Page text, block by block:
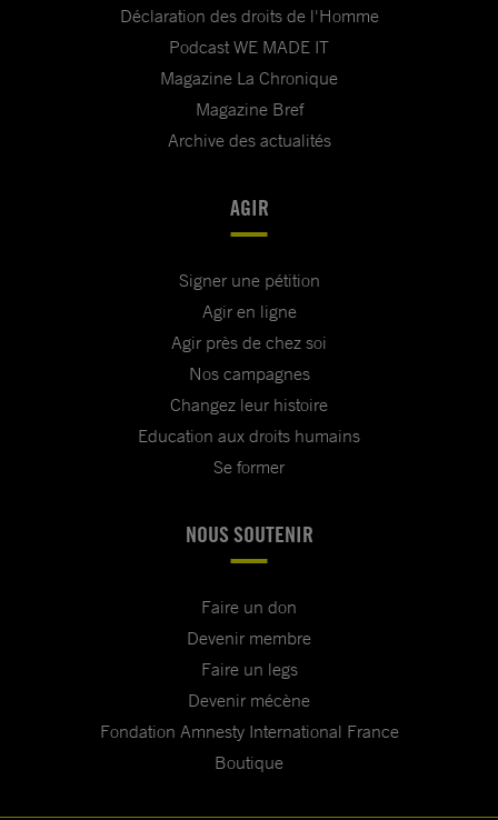
Déclaration des droits de l'Homme
Podcast WE MADE IT
Magazine La Chronique
Magazine Bref
Archive des actualités
AGIR
Signer une pétition
Agir en ligne
Agir près de chez soi
Nos campagnes
Changez leur histoire
Education aux droits humains
Se former
NOUS SOUTENIR
Faire un don
Devenir membre
Faire un legs
Devenir mécène
Fondation Amnesty International France
Boutique